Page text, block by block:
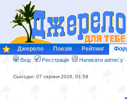
Джерело Поезія Рейтинг
Вхід Реєстрація Написати admin`у
Сьогодні: 07 серпня 2026, 01:58